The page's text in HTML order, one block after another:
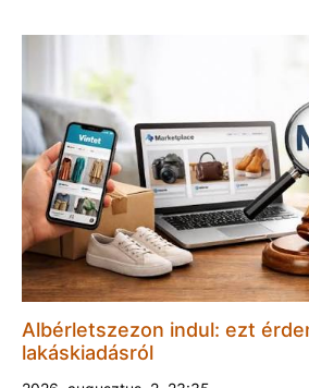
Albérletszezon indul: ezt
lakáskiadásról